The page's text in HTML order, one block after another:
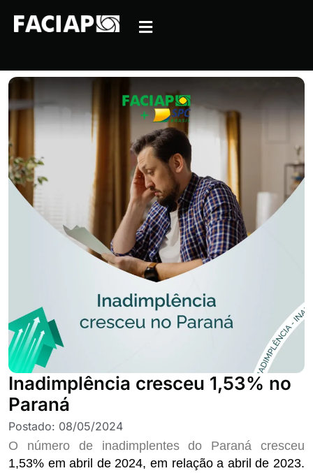
Inadimplência cresceu 1,53% no
Paraná
Postado: 08/05/2024
O número de inadimplentes do Paraná cresceu
1,53% em abril de 2024, em relação a abril de 2023.